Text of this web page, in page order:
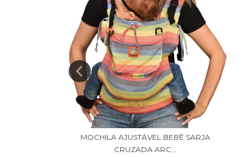
MOCHILA AJUSTÁVEL BEBÊ SARJA
CRUZADA ARC...